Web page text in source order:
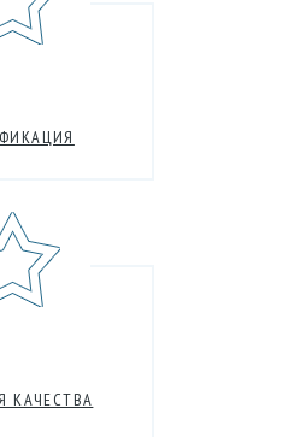
КАЧЕСТВА